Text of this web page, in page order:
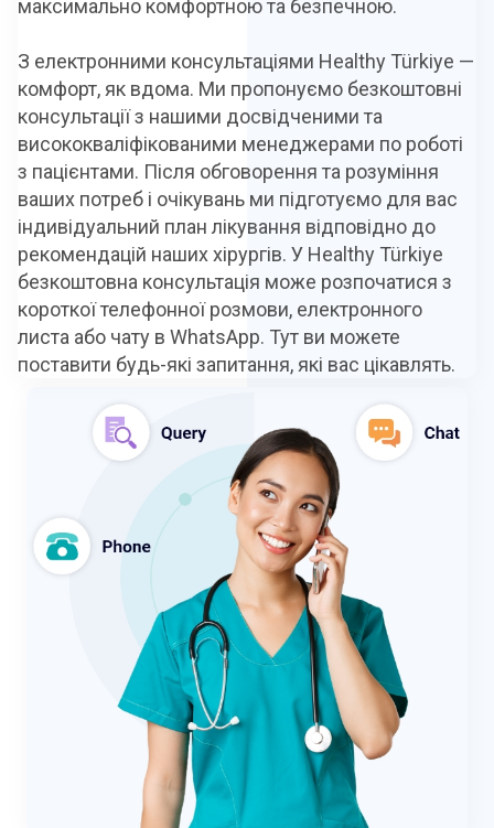
максимально комфортною та безпечною.
З електронними консультаціями Healthy Türkiye —
комфорт, як вдома. Ми пропонуємо безкоштовні
консультації з нашими досвідченими та
висококваліфікованими менеджерами по роботі
з пацієнтами. Після обговорення та розуміння
ваших потреб і очікувань ми підготуємо для вас
індивідуальний план лікування відповідно до
рекомендацій наших хірургів. У Healthy Türkiye
безкоштовна консультація може розпочатися з
короткої телефонної розмови, електронного
листа або чату в WhatsApp. Тут ви можете
поставити будь-які запитання, які вас цікавлять.